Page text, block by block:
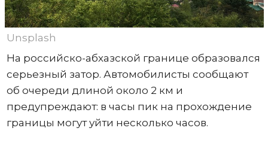
Unsplash
На российско-абхазской границе образовался
серьезный затор. Автомобилисты сообщают
об очереди длиной около 2 км и
предупреждают: в часы пик на прохождение
границы могут уйти несколько часов.